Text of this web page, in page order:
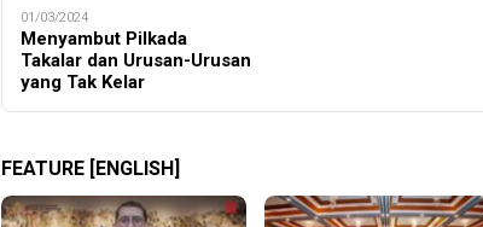
01/03/2024
Menyambut Pilkada
Takalar dan Urusan-Urusan
yang Tak Kelar
FEATURE [ENGLISH]